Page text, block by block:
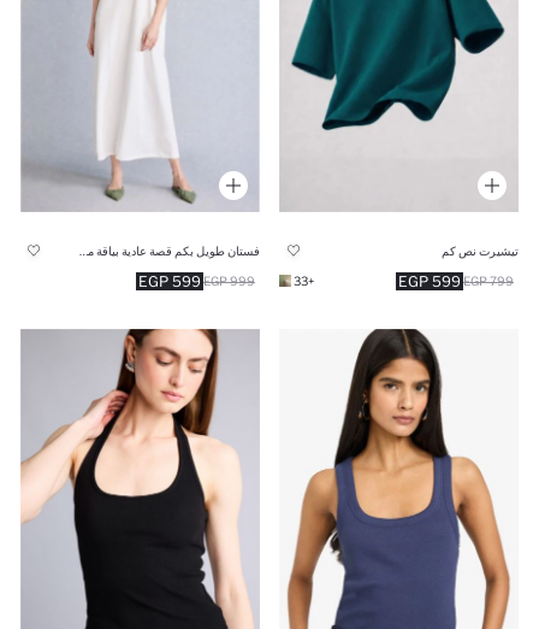
تيشيرت نص كم
599 EGP 799 EGP
+33
599 EGP 999 EGP